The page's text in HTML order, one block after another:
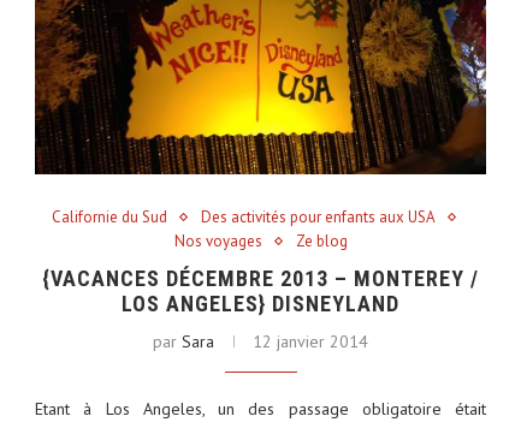
Californie du Sud
Des activités pour enfants aux USA
Nos voyages
Ze blog
{VACANCES DÉCEMBRE 2013 – MONTEREY /
LOS ANGELES} DISNEYLAND
parSara 12 janvier 2014
Etant à Los Angeles, un des passage obligatoire était